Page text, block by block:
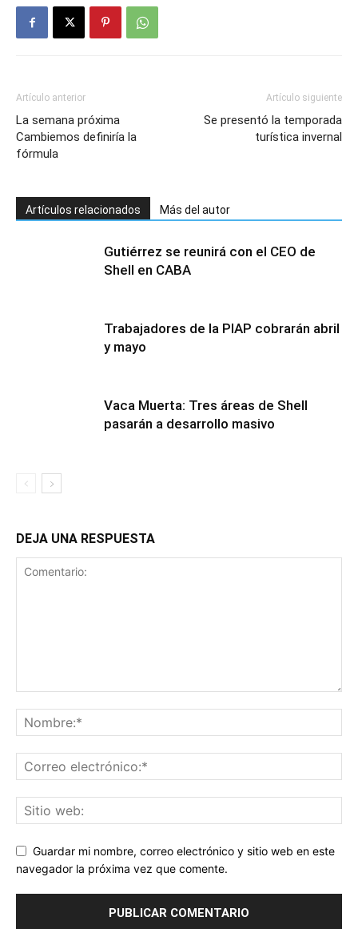
Artículo anterior
La semana próxima
Cambiemos definiría la
fórmula
Artículo siguiente
Se presentó la temporada
turística invernal
Artículos relacionados Más del autor
Gutiérrez se reunirá con el CEO de
Shell en CABA
Trabajadores de la PIAP cobrarán abril
y mayo
Vaca Muerta: Tres áreas de Shell
pasarán a desarrollo masivo
DEJA UNA RESPUESTA
Guardar mi nombre, correo electrónico y sitio web en este
navegador la próxima vez que comente.